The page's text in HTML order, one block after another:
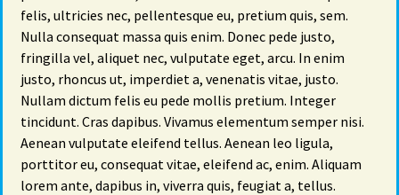
felis, ultricies nec, pellentesque eu, pretium quis, sem.
Nulla consequat massa quis enim. Donec pede justo,
fringilla vel, aliquet nec, vulputate eget, arcu. In enim
justo, rhoncus ut, imperdiet a, venenatis vitae, justo.
Nullam dictum felis eu pede mollis pretium. Integer
tincidunt. Cras dapibus. Vivamus elementum semper nisi.
Aenean vulputate eleifend tellus. Aenean leo ligula,
porttitor eu, consequat vitae, eleifend ac, enim. Aliquam
lorem ante, dapibus in, viverra quis, feugiat a, tellus.